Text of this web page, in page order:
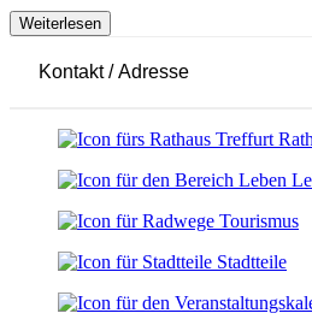
Weiterlesen
Kontakt / Adresse
Tourismus
Stadtteile